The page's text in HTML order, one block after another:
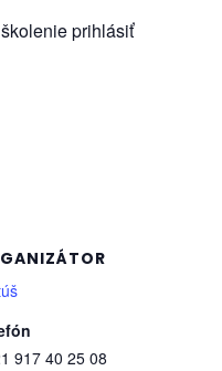
prihlásiť
917 40 25 08